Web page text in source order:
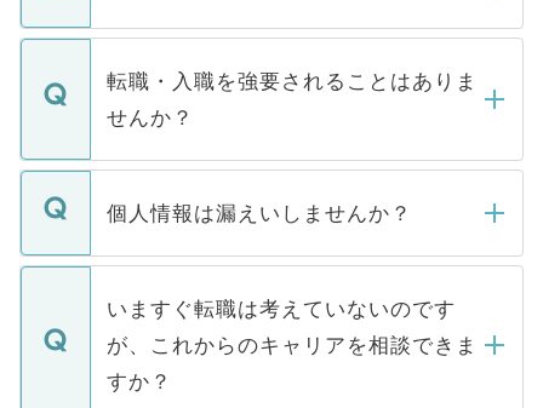
ます。通常、5営業日以内にはご連絡をせて
いただきますので、しばらくお待ちくださ
マイナビDOCTORで取り扱っている求人の
うち約3割は、Webサイトからご覧いただ
けない「非公開求人」です。非公開求人は
下記の理由によって、一般には公開してい
ません。
■応募殺到を避けるため 人気のある医療機
関を公にしてしまうと、応募が殺到する場
に、医療機関が求める条件に合った人材の
みを人材紹介会社に依頼するケースが増え
ています。
転職・入職を強要されることはありま
せんか？
転職・入職を強要することは一切ありませ
ん。また、仮に応募先から内定をいただい
定を承諾する必要はありません。内定先へ
の辞退の連絡はキャリアパートナーが行い
個人情報は漏えいしませんか？
個人情報が漏えいすることはありませんの
で、ご安心ください。当サイトからの登録
などで収集したご登録者様の個人情報は、
ご本人のキャリアアップおよび転職活動の
支援を目的に使用いたします。お預かりし
いますぐ転職は考えていないのです
が、これからのキャリアを相談できま
すか？